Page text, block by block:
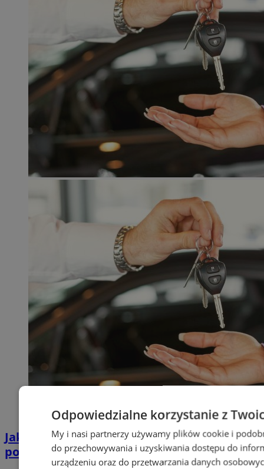
Jakie auta jeżdżą po tyskich, śląskich i
polskich drogach? Te wyniki Was zaskoczą!
Odpowiedzialne korzystanie z
My i nasi partnerzy używamy plików cookie i
do przechowywania i uzyskiwania dostępu do
urządzeniu oraz do przetwarzania danych